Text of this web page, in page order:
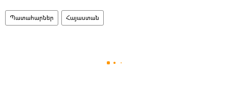
Պատահարներ Հայաստան